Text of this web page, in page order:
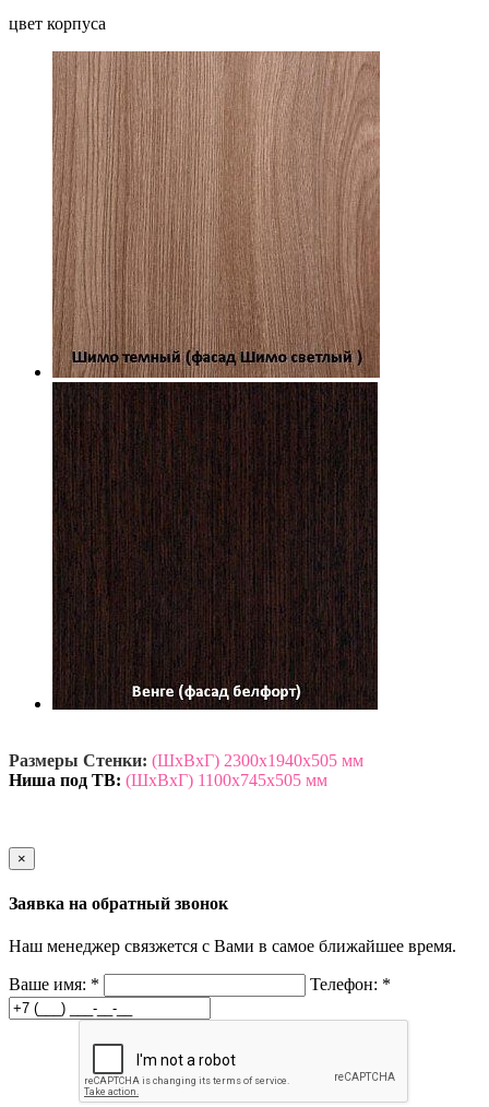
цвет корпуса
Размеры Стенки: (ШхВхГ) 2300х1940х505 мм
Ниша под ТВ: (ШхВхГ) 1100х745х505 мм
×
Заявка на обратный звонок
Наш менеджер связжется с Вами в самое ближайшее время.
Ваше имя: * Телефон: *